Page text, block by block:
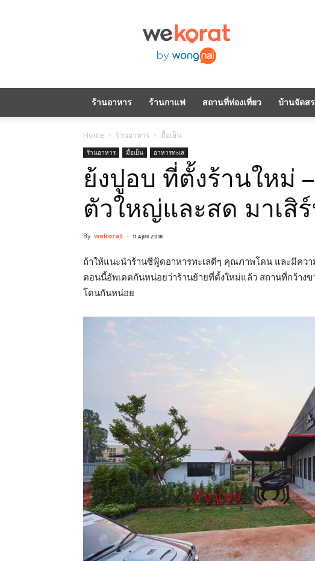
ร้านอาหาร ร้านกาแฟ สถานที่ท่องเที่ยว บ้านจัดส
Home ร้านอาหาร มื้อเย็น
ร้านอาหาร มื้อเย็น อาหารทะเล
ย้งปูอบ ที่ตั้งร้านใหม่
ตัวใหญ่และสด มาเสิ
By wekorat - 11 April 2018
ถ้าให้แนะนำร้านซีฟู้ดอาหารทะเลดีๆ คุณภาพโดน และมีคว
ตอนนี้อัพเดตกันหน่อยว่าร้านย้ายที่ตั้งใหม่แล้ว สถานที่กว้าง
โดนกันหน่อย